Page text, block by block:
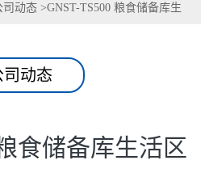
司动态 >GNST-TS500 粮食储备库生
司动态
食储备库生活区